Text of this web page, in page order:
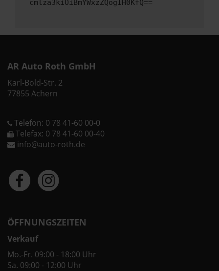
cmlza3kiOiBmYWxzZQogIH0KfQ==
AR Auto Roth GmbH
Karl-Bold-Str. 2
77855 Achern
Telefon: 0 78 41-60 00-0
Telefax: 0 78 41-60 00-40
info@auto-roth.de
ÖFFNUNGSZEITEN
Verkauf
Mo.-Fr. 09:00 - 18:00 Uhr
Sa. 09:00 - 12:00 Uhr